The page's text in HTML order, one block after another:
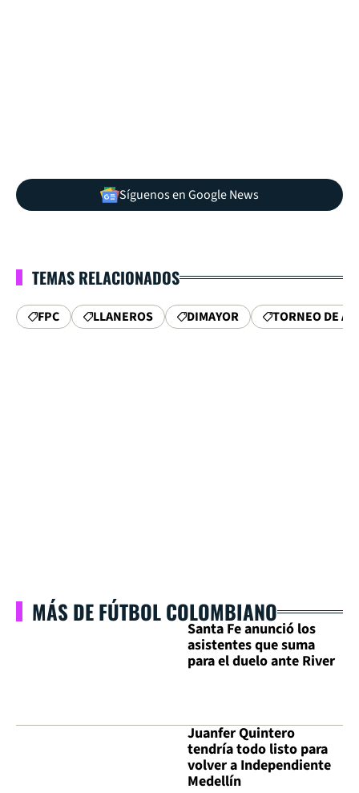
Síguenos en Google News
TEMAS RELACIONADOS
FPC LLANEROS DIMAYOR TORNEO DE
MÁS DE FÚTBOL COLOMBIANO
Santa Fe anunció los
asistentes que suma
para el duelo ante River
Juanfer Quintero
tendría todo listo para
volver a Independiente
Medellín